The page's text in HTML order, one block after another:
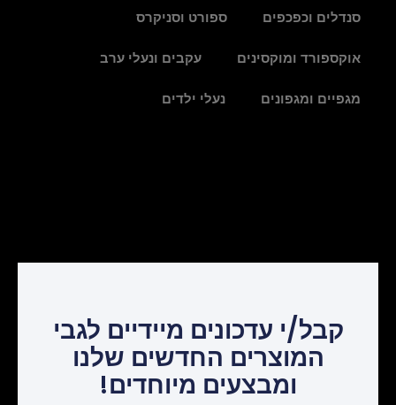
סנדלים וכפכפים ספורט וסניקרס
אוקספורד ומוקסינים עקבים ונעלי ערב
מגפיים ומגפונים נעלי ילדים
קבל/י עדכונים מיידיים לגבי
המוצרים החדשים שלנו
ומבצעים מיוחדים!